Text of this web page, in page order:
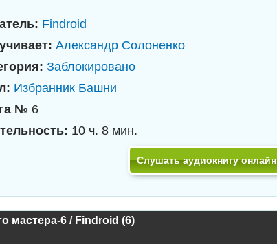
Findroid
Александр Солоненко
Заблокировано
Избранник Башни
№ 6
10 ч. 8 мин.
Слушать аудиокнигу онлайн
мастера-6 / Findroid (6)